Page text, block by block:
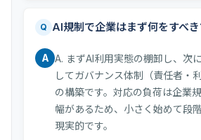
Q AI規制で企業はまず何をすべき
A A. まずAI利用実態の棚卸し、次
してガバナンス体制（責任者・
の構築です。対応の負荷は企業
幅があるため、小さく始めて段
現実的です。